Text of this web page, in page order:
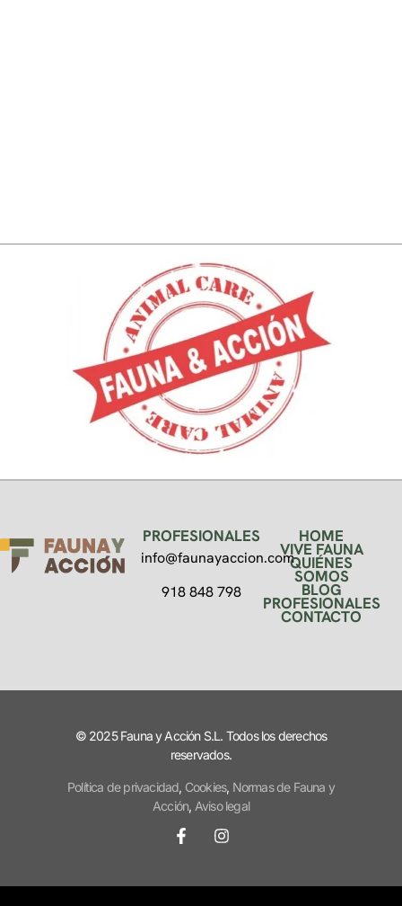
PROFESIONALES
info@faunayaccion.com
918 848 798
HOME
VIVE FAUNA
QUIÉNES
SOMOS
BLOG
PROFESIONALES
CONTACTO
© 2025 Fauna y Acción S.L. Todos los derechos
reservados.
Política de privacidad, Cookies, Normas de Fauna y
Acción, Aviso legal